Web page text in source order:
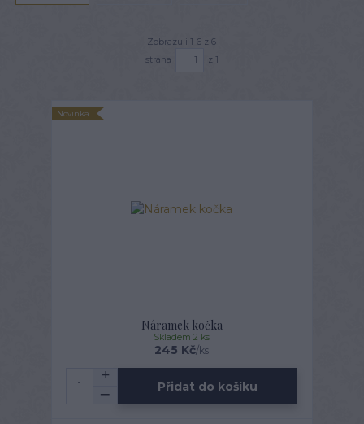
Zobrazuji 1-6 z 6
strana
z 1
Novinka
Náramek kočka
245 Kč/ks
Skladem 2 ks
Přidat do košíku